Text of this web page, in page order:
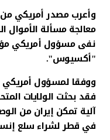
وأعرب مصدر أمريكي من
معالجة مسألة
نفى مسؤول أمريكي
"أكسيوس".
ووفقا لمسؤول
فقد بحثت الولايات
آلية تمكن إيران من
في قطر لشراء سلع